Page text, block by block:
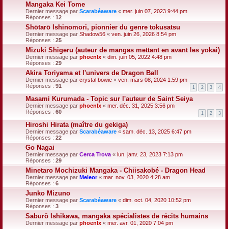
Mangaka Kei Tome
Dernier message par Scarabéaware « mer. juin 07, 2023 9:44 pm
Réponses : 12
Shōtarō Ishinomori, pionnier du genre tokusatsu
Dernier message par Shadow56 « ven. juin 26, 2026 8:54 pm
Réponses : 25
Mizuki Shigeru (auteur de mangas mettant en avant les yokai)
Dernier message par phoenlx « dim. juin 05, 2022 4:48 pm
Réponses : 29
Akira Toriyama et l'univers de Dragon Ball
Dernier message par crystal bowie « ven. mars 08, 2024 1:59 pm
Réponses : 91 1 2 3 4
Masami Kurumada - Topic sur l'auteur de Saint Seiya
Dernier message par phoenlx « mer. déc. 31, 2025 3:56 pm
Réponses : 60 1 2 3
Hiroshi Hirata (maître du gekiga)
Dernier message par Scarabéaware « sam. déc. 13, 2025 6:47 pm
Réponses : 22
Go Nagai
Dernier message par Cerca Trova « lun. janv. 23, 2023 7:13 pm
Réponses : 29
Minetaro Mochizuki Mangaka - Chiisakobé - Dragon Head
Dernier message par Meleor« mar. nov. 03, 2020 4:28 am
Réponses : 6
Junko Mizuno
Dernier message par Scarabéaware « dim. oct. 04, 2020 10:52 pm
Réponses : 3
Saburô Ishikawa, mangaka spécialistes de récits humains
Dernier message par phoenlx « mer. avr. 01, 2020 7:04 pm